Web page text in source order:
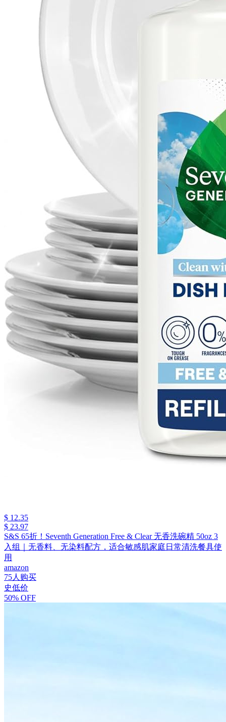
$ 12.35
$ 23.97
S&S 65折！Seventh Generation Free & Clear 无香洗碗精 50oz 3
入组｜无香料、无染料配方，适合敏感肌家庭日常清洗餐具使
用
amazon
75人购买
史低价
50% OFF